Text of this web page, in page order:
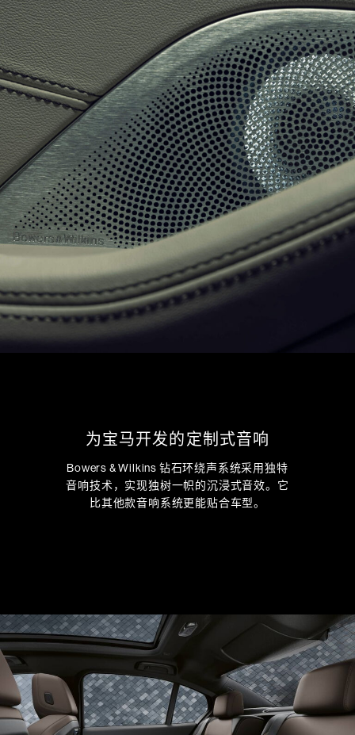
为宝马开发的定制式音响
Bowers & Wilkins 钻石环绕声系统采用独特
音响技术，实现独树一帜的沉浸式音效。它
比其他款音响系统更能贴合车型。